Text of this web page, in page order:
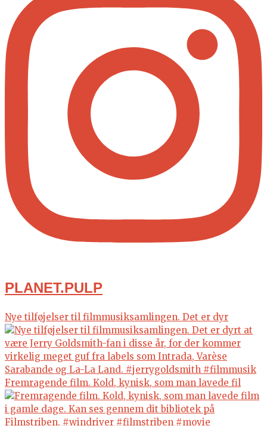
PLANET.PULP
Nye tilføjelser til filmmusiksamlingen. Det er dyr
Fremragende film. Kold, kynisk, som man lavede fil